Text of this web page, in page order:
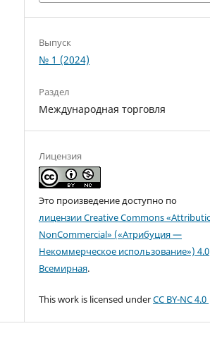
Выпуск
№ 1 (2024)
Раздел
Международная торговля
Лицензия
Это произведение доступно по
лицензии Creative Commons
NonCommercial» («Атрибуция —
Некоммерческое использование») 4.0
Всемирная.
This work is licensed underCC BY-NC 4.0